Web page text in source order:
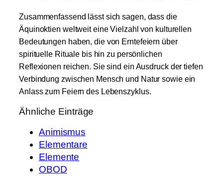
Zusammenfassend lässt sich sagen, dass die
Äquinoktien weltweit eine Vielzahl von kulturellen
Bedeutungen haben, die von Erntefeiern über
spirituelle Rituale bis hin zu persönlichen
Reflexionen reichen. Sie sind ein Ausdruck der tiefen
Verbindung zwischen Mensch und Natur sowie ein
Anlass zum Feiern des Lebenszyklus.
Ähnliche Einträge
Animismus
Elementare
Elemente
OBOD